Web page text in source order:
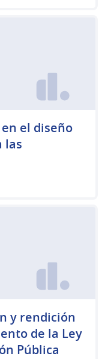
el diseño
las
y rendición
de la Ley
Pública